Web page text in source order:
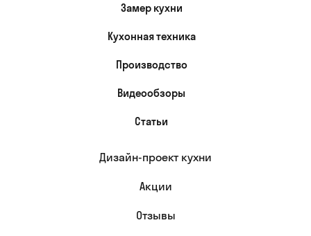
Замер кухни
Кухонная техника
Производство
Видеообзоры
Статьи
Дизайн-проект кухни
Акции
Отзывы